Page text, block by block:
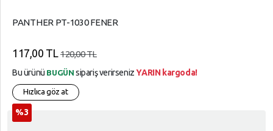
PANTHER PT-1030 FENER
117,00 TL 120,00 TL
Bu ürünü BUGÜN sipariş verirsenizYARIN kargoda!
Hızlıca göz at
%3